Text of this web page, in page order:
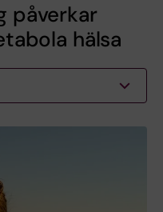
påverkar
hälsa